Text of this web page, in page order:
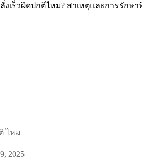
งเร็วผิดปกติไหม? สาเหตุและการรักษา
2025